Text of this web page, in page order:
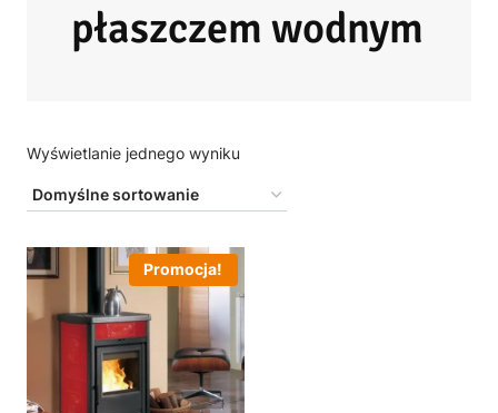
płaszczem wodnym
Wyświetlanie jednego wyniku
Promocja!